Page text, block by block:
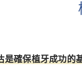
是確保植牙成功的